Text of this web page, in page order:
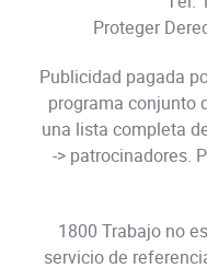
Proteger
Publicidad pagada
programa conjunto
una lista completa
-> patrocinadores.
1800 Trabajo no
servicio de